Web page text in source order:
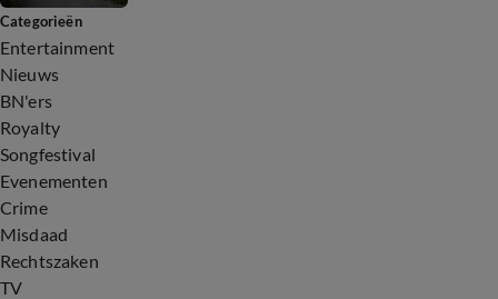
Categorieën
Entertainment
Nieuws
BN'ers
Royalty
Songfestival
Evenementen
Crime
Misdaad
Rechtszaken
TV